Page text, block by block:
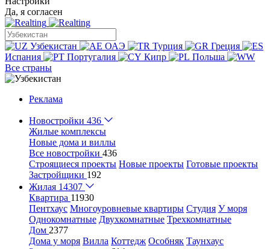
Да, я согласен
Узбекистан ОАЭ Турция
Греция
Испания
Португалия Кипр
Польша
Все страны
Реклама
Новостройки 436
Жилые комплексы
Новые дома и виллы
Все новостройки 436
Строящиеся проекты Новые проекты Готовые проекты
Застройщики 192
Жилая 14307
Квартира 11930
Пентхаус Многоуровневые квартиры Студия У моря
Однокомнатные Двухкомнатные Трехкомнатные
Дом 2377
Дома у моря Вилла Коттедж Особняк Таунхаус